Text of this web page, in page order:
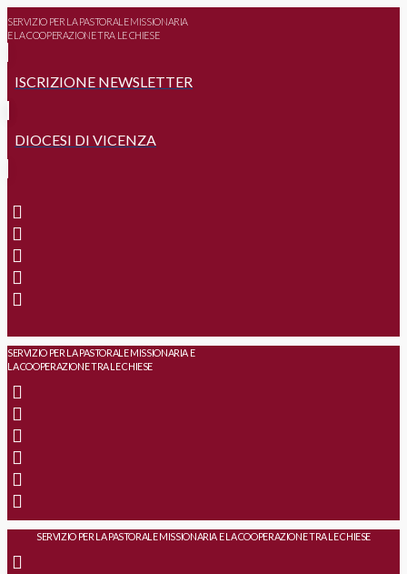
SERVIZIO PER LA PASTORALE MISSIONARIA
E LA COOPERAZIONE TRA LE CHIESE
ISCRIZIONE NEWSLETTER
DIOCESI DI VICENZA
SERVIZIO PER LA PASTORALE MISSIONARIA E
LA COOPERAZIONE TRA LE CHIESE
SERVIZIO PER LA PASTORALE MISSIONARIA E LA COOPERAZIONE TRA LE CHIESE